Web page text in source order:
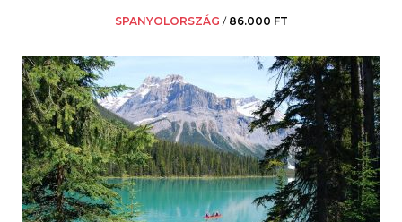
SPANYOLORSZÁG / 86.000 FT